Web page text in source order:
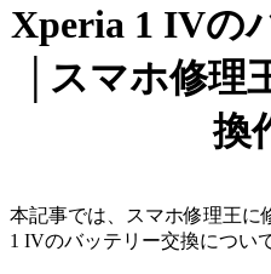
Xperia 1 IVの
│スマホ修理
換
本記事では、スマホ修理王に
1 IVのバッテリー交換につい